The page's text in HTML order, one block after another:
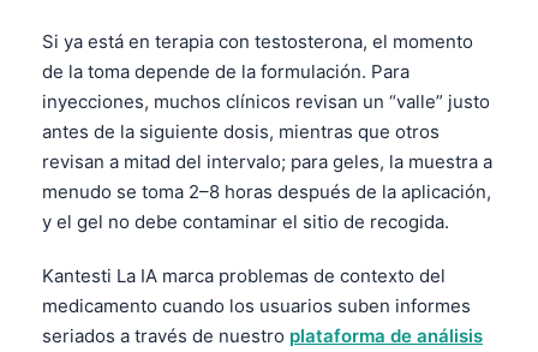
Si ya está en terapia con testosterona, el momento
de la toma depende de la formulación. Para
inyecciones, muchos clínicos revisan un “valle” justo
antes de la siguiente dosis, mientras que otros
revisan a mitad del intervalo; para geles, la muestra a
menudo se toma 2–8 horas después de la aplicación,
y el gel no debe contaminar el sitio de recogida.
Kantesti La IA marca problemas de contexto del
medicamento cuando los usuarios suben informes
seriados a través de nuestro plataforma de análisis
Shqip
বাংলা
मराठी
తెలుగు
தமிழ்
ગુજરાતી
ಕನ್ನಡ